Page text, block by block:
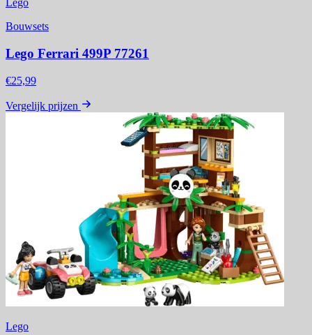
Lego
Bouwsets
Lego Ferrari 499P 77261
€25,99
Vergelijk prijzen
Lego